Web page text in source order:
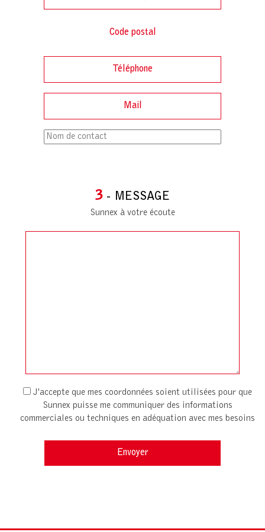
3 - MESSAGE
Sunnex à votre écoute
J'accepte que mes coordonnées soient utilisées pour que
Sunnex puisse me communiquer des informations
commerciales ou techniques en adéquation avec mes besoins